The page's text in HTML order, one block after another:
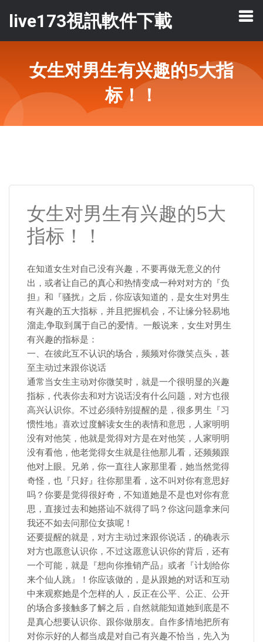
live173視訊軟件下載
女生对男生有兴趣的5大指
标！！
女生对男生有兴趣的5大
指标！！
在知道女生对自己没有兴趣，不要再做无意义的​​付
出，或者让自己的真心和热情变成一种对对方的『负
担』和『骚扰』之后，你应该知道的，是女生对男生
有兴趣的五大指标，并且把握机会，不让缘分轻易地
溜走,争取到属于自己的爱情。一般说来，女生对男生
有兴趣的指标是：
一、在彼此互不认识的场合，频频对你微笑点头，甚
至主动过来跟你说话
通常当女生主动对你微笑时，就是一个很明显的兴趣
指标，代表你去和对方说话没有什么问题，对方也很
高兴认识你。不过必须特别提醒的是，很多男生『习
惯性地』喜欢过度解读女生的表情和意思，人家明明
没有对他笑，他就是觉得对方是在对他笑，人家明明
没有看他，他老觉得女生就是往他那儿看，还频频跟
他对上眼。兄弟，你一直往人家那里看，她当然觉得
奇怪，也『只好』往你那里看，这不叫对你有意思好
吗？你要是觉得很好奇，不知道她是不是也对你有意
思，直接过去和她搭讪不就得了吗？你这问题拿来问
我还不如去问那位​​女孩呢！
还要提醒的就是，对方主动过来跟你说话，的确表示
对方也愿意认识你，不过这愿意认识你的背后，还有
一个可能，就是『想向你推销产品』或者『计划给你
来个仙人跳』！你应该做的，是从跟她的对话和互动
中来观察她是个怎样的人，反正在公平、公正、公开
的场合多接触多了解之后，自然就能知道她到底是不
是真心想要认识你、跟你做朋友。自作多情地把所有
对你示好的人都当成是对自己有兴趣不恰当，先入为